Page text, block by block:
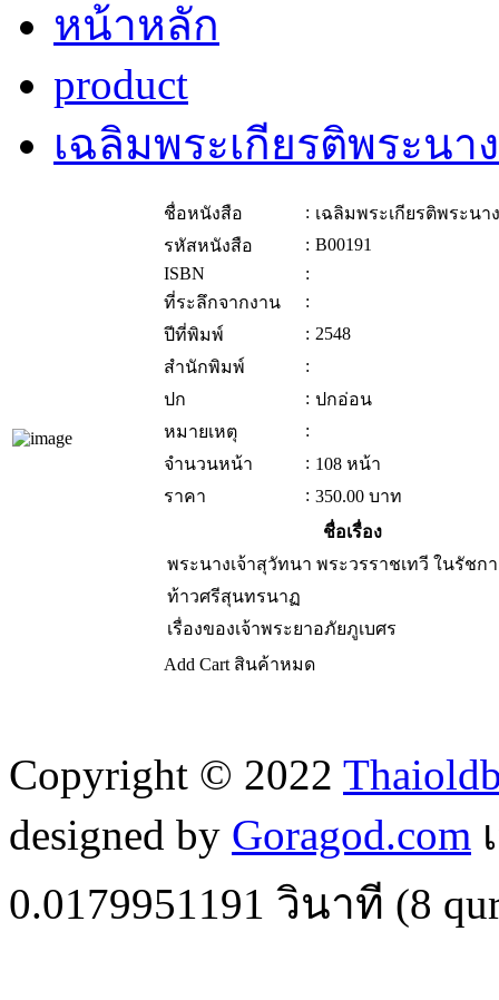
หน้าหลัก
product
เฉลิมพระเกียรติพระนา
ชื่อหนังสือ : เฉลิมพระเกียรติพระนา
รหัสหนังสือ
: B00191
ISBN
:
ที่ระลึกจากงาน
:
ปีที่พิมพ์
: 2548
สำนักพิมพ์
:
ปก
: ปกอ่อน
หมายเหตุ
:
จำนวนหน้า
: 108 หน้า
ราคา
: 350.00 บาท
ชื่อเรื่อง
พระนางเจ้าสุวัทนา พระวรราชเทวี ในรัชก
ท้าวศรีสุนทรนาฏ
เรื่องของเจ้าพระยาอภัยภูเบศร
Add Cart สินค้าหมด
Copyright © 2022
designed by Goragod.com
0.0179951191 วินาที (8